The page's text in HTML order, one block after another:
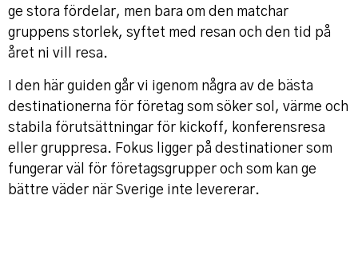
ge stora fördelar, men bara om den matchar
gruppens storlek, syftet med resan och den tid på
året ni vill resa.
I den här guiden går vi igenom några av de bästa
destinationerna för företag som söker sol, värme och
stabila förutsättningar för kickoff, konferensresa
eller gruppresa. Fokus ligger på destinationer som
fungerar väl för företagsgrupper och som kan ge
bättre väder när Sverige inte levererar.